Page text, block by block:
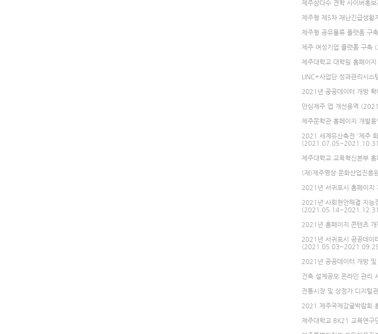
제주삼다수 견학 사이버
제주형 제5차 재난긴급생
제주형 공유물류 플랫폼
제주 여성기업 플랫폼 구
제주대학교 대학원 홈페
LINC+사업단 성과관리시
2021년 공공데이터 개방
안심제주 앱 개선용역
제주문학관 홈페이지 개
2021 세계유산축전 '제주
제주대학교 교육혁신본부
(재)제주영상·문화산업진
2021년 서귀포시 홈페이
2021년 사회현안해결 지능
2021년 홈페이지 콘텐츠
2021년 서귀포시 공공데이
2021년 공공데이터 개방
건축 설계공모 온라인 관
전통시장 및 상점가 디지
2021 제주국제감귤박람
제주대학교 BK21 교육연